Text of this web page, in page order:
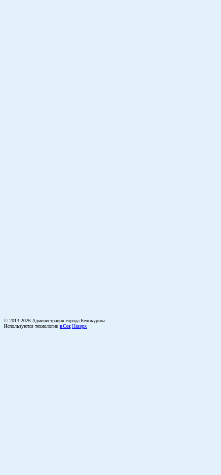
© 2013-2026 Администрация города Белокуриха
Используются технологии uCoz Наверх